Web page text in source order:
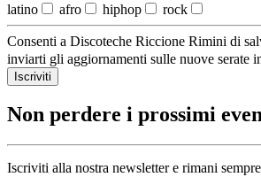
latino
afro hiphop rock
Consenti a Discoteche Riccione Rimini di
inviarti gli aggiornamenti sulle nuove serate
Iscriviti
Non perdere i prossimi
Iscriviti alla nostra newsletter e rimani